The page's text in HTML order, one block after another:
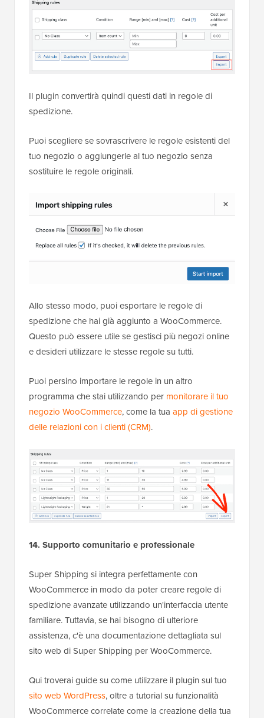
Il plugin convertirà quindi questi dati in regole di
spedizione.
Puoi scegliere se sovrascrivere le regole esistenti del
tuo negozio o aggiungerle al tuo negozio senza
sostituire le regole originali.
Allo stesso modo, puoi esportare le regole di
spedizione che hai già aggiunto a WooCommerce.
Questo può essere utile se gestisci più negozi online
e desideri utilizzare le stesse regole su tutti.
Puoi persino importare le regole in un altro
programma che stai utilizzando per monitorare il tuo
negozio WooCommerce, come la tua app di gestione
delle relazioni con i clienti (CRM).
14. Supporto comunitario e professionale
Super Shipping si integra perfettamente con
WooCommerce in modo da poter creare regole di
spedizione avanzate utilizzando un'interfaccia utente
familiare. Tuttavia, se hai bisogno di ulteriore
assistenza, c'è una documentazione dettagliata sul
sito web di Super Shipping per WooCommerce.
Qui troverai guide su come utilizzare il plugin sul tuo
sito web WordPress, oltre a tutorial su funzionalità
WooCommerce correlate come la creazione della tua